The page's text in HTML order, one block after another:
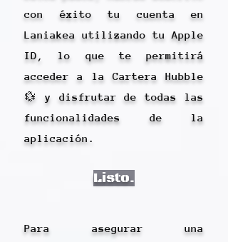
con éxito tu cuenta en
Laniakea utilizando tu Apple
ID, lo que te permitirá
acceder a la Cartera Hubble
💱 y disfrutar de todas las
funcionalidades de la
aplicación.
Listo.
Para asegurar una